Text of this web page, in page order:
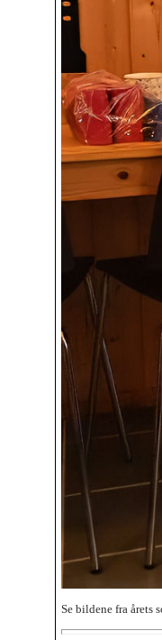
Se bildene fra årets